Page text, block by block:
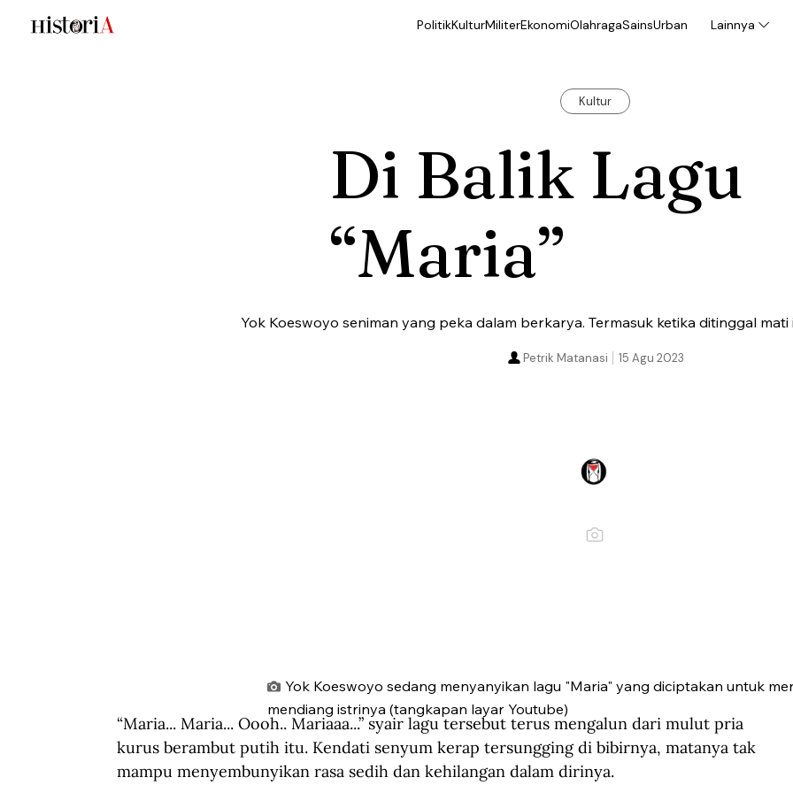
PolitikKulturMiliterEkonomiOlahragaSainsUrban Lainnya
Kultur
Di Balik Lagu
“Maria”
Yok Koeswoyo seniman yang peka dalam berkarya. Termasuk ketika ditinggal mati
15 Agu 2023
Petrik Matanasi
Yok Koeswoyo sedang menyanyikan lagu "Maria" yang diciptakan untuk
mendiang istrinya (tangkapan layar Youtube)
“Maria... Maria... Oooh.. Mariaaa...” syair lagu tersebut terus mengalun dari mulut pria
kurus berambut putih itu. Kendati senyum kerap tersungging di bibirnya, matanya tak
mampu menyembunyikan rasa sedih dan kehilangan dalam dirinya.